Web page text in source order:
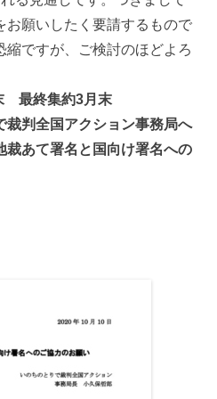
お願いしたく要請するもので
ですが、ご検討のほどよろ
最終集約3月末
判全国アクション事務局へ
あて署名と国向け署名への